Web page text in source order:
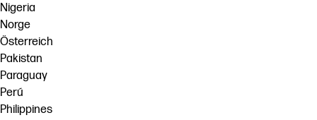
Nigeria
Norge
Österreich
Pakistan
Paraguay
Perú
Philippines